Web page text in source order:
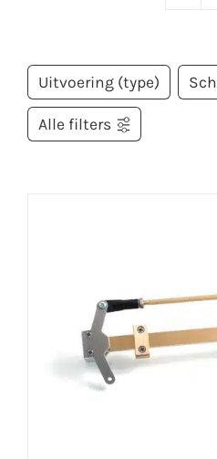
Uitvoering (type)
Alle filters